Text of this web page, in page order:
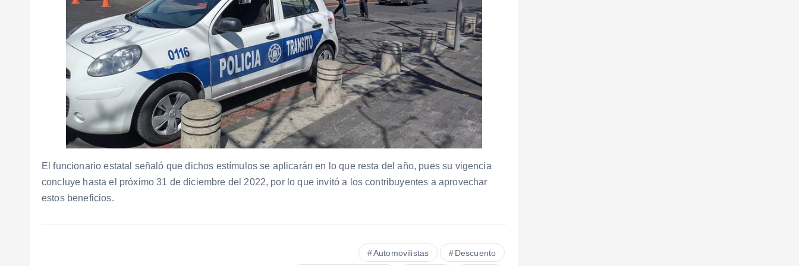
El funcionario estatal señaló que dichos estímulos se aplicarán en lo que resta del año, pues su vigencia
concluye hasta el próximo 31 de diciembre del 2022, por lo que invitó a los contribuyentes a aprovechar
estos beneficios.
Automovilistas Descuento